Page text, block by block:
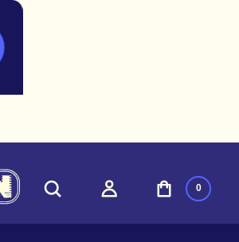
0
LIVRES & HORS-SÉRIES